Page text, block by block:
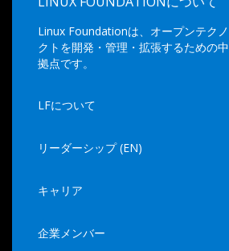
Linux Foundationは、オープンテク
クトを開発・管理・拡張するための
拠点です。
LFについて
リーダーシップ (EN)
キャリア
企業メンバー